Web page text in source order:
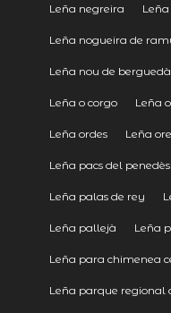
Leña negreira
Leña nogueira de
Leña nou de berguedà
Leña o corgo Leña
Leña ordes Leña
Leña pacs del penedès
Leña palas de rey
Leña pallejà Leña
Leña para chimenea
Leña parque regional